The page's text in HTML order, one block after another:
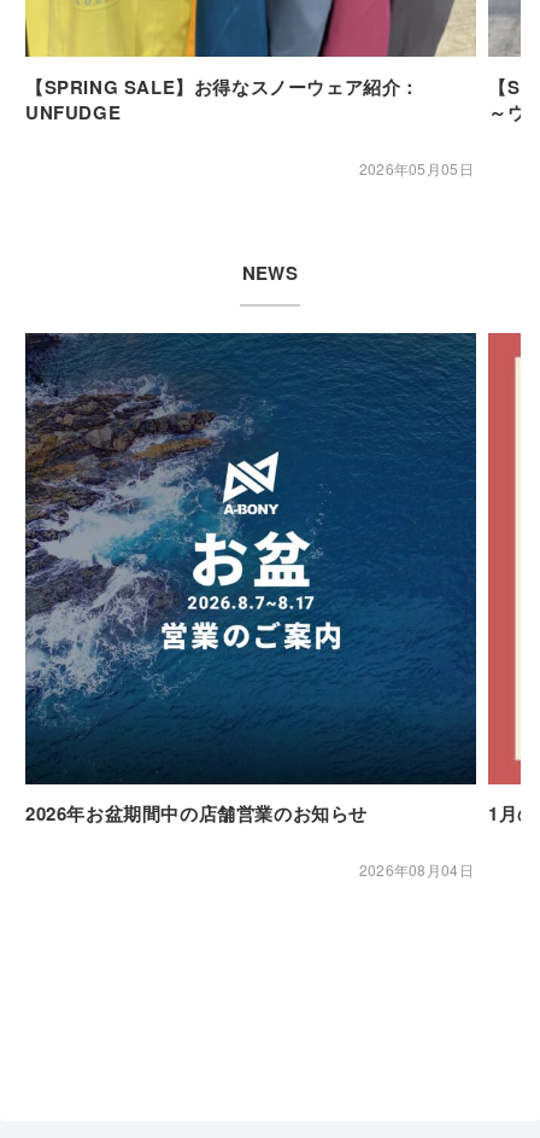
【SPRING SALE】お得なスノーウェア紹介：
UNFUDGE
2026年05月05日
【
～ウ
NEWS
2026年お盆期間中の店舗営業のお知らせ
2026年08月04日
1月